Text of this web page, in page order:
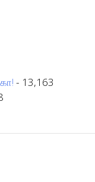
- 13,163